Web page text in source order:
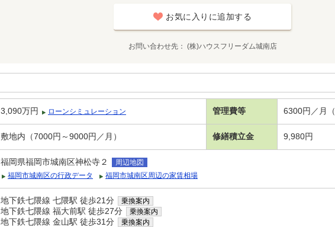
お気に入りに追加する
お問い合わせ先 (株)ハウスフリーダム城南店
3,090万円 ローンシミュレーション 管理費等 6300円／月
敷地内（7000円～9000円／月） 修繕積立金 9,980円
福岡県福岡市城南区神松寺２
周辺地図
福岡市城南区の行政データ
福岡市城南区周辺の家賃相場
地下鉄七隈線 七隈駅 徒歩21分 乗換案内
地下鉄七隈線 福大前駅 徒歩27分 乗換案内
地下鉄七隈線 金山駅 徒歩31分 乗換案内